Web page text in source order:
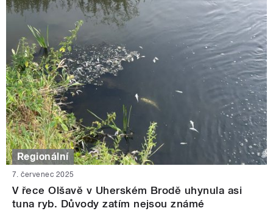
Regionální
7. červenec 2025
V řece Olšavě v Uherském Brodě uhynula asi
tuna ryb. Důvody zatím nejsou známé